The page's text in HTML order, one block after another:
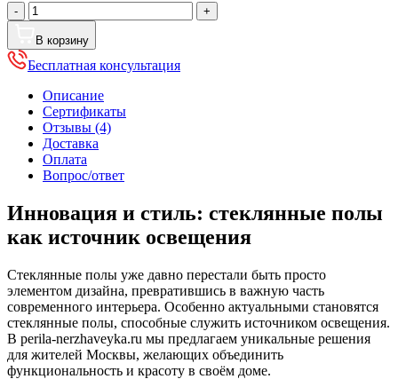
-
Количество
товара
Стеклянные
с
возможностью
становления
источником
освещения
+
В корзину
Бесплатная консультация
Описание
Сертификаты
Отзывы (4)
Доставка
Оплата
Вопрос/ответ
Инновация и стиль: стеклянные полы
как источник освещения
Стеклянные полы уже давно перестали быть просто
элементом дизайна, превратившись в важную часть
современного интерьера. Особенно актуальными становятся
стеклянные полы, способные служить источником освещения.
В perila-nerzhaveyka.ru мы предлагаем уникальные решения
для жителей Москвы, желающих объединить
функциональность и красоту в своём доме.